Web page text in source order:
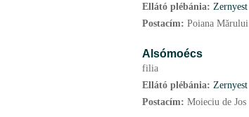
Ellátó plébánia: Zernyest
Postacím: Poiana Mărului
Alsómoécs
filia
Ellátó plébánia: Zernyest
Postacím: Moieciu de Jos